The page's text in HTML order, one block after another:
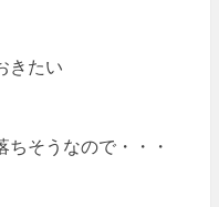
きたい
そうなので・・・